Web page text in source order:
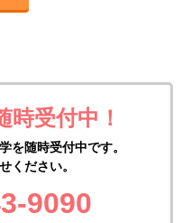
時受付中！
を随時受付中です。
ください。
9090